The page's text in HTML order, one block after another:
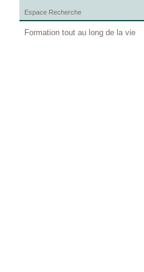
Espace Recherche
Formation tout au long de la vie